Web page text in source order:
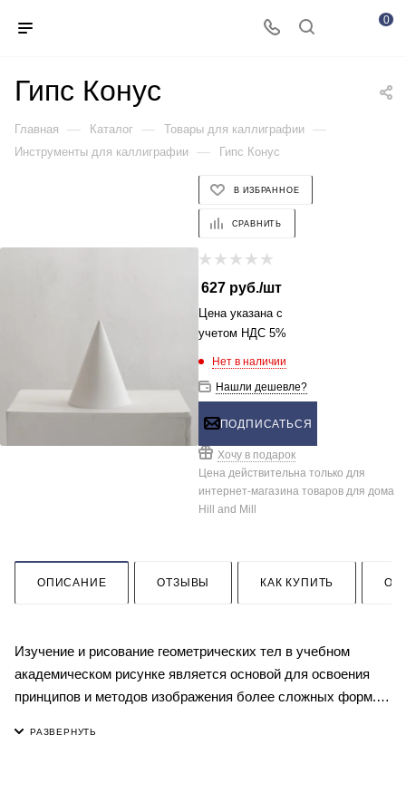
0
Гипс Конус
Главная — Каталог — Товары для каллиграфии —
Инструменты для каллиграфии — Гипс Конус
В ИЗБРАННОЕ
СРАВНИТЬ
627руб./шт
Цена указана с
учетом НДС 5%
Нет в наличии
Нашли дешевле?
ПОДПИСАТЬСЯ
Хочу в подарок
Цена действительна только для
интернет-магазина товаров для дома
Hill and Mill
ОПИСАНИЕ ОТЗЫВЫ КАК КУПИТЬ
Изучение и рисование геометрических тел в учебном
академическом рисунке является основой для освоения
принципов и методов изображения более сложных форм.